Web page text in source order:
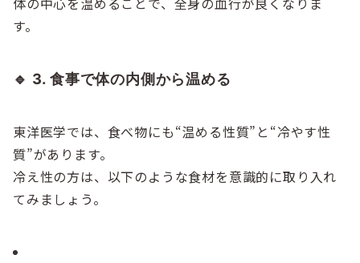
す。
🔹 3. 食事で体の内側から温める
東洋医学では、食べ物にも“温める性質”と“冷やす性
質”があります。
冷え性の方は、以下のような食材を意識的に取り入れ
てみましょう。